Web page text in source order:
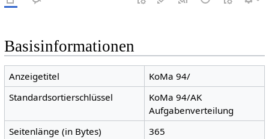
Basisinformationen
Anzeigetitel
KoMa 94/
Standardsortierschlüssel
KoMa 94/AK
Aufgabenverteilung
Seitenlänge (in Bytes)
365